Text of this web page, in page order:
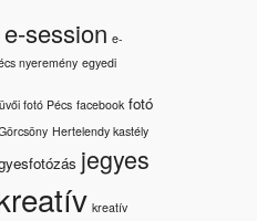
e-session e-
nyeremény egyedi
fotó Pécs facebook fotó
Hertelendy kastély
jegyes
kreatív